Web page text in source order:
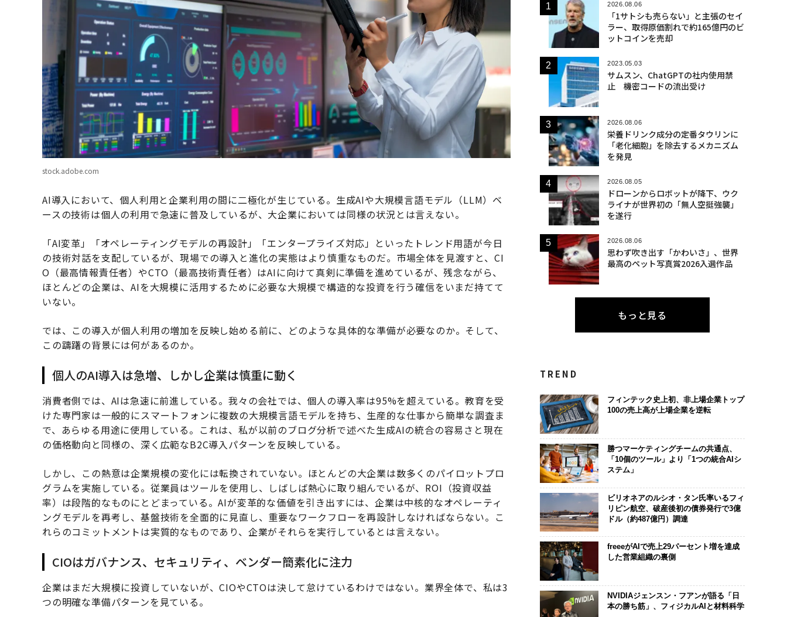
stock.adobe.com
AI導入において、個人利用と企業利用の間に二極化が生じている。生成AIや大規模言語モデル（LLM）ベ
ースの技術は個人の利用で急速に普及しているが、大企業においては同様の状況とは言えない。
「AI変革」「オペレーティングモデルの再設計」「エンタープライズ対応」といったトレンド用語が今日
の技術対話を支配しているが、現場での導入と進化の実態はより慎重なものだ。市場全体を見渡すと、CI
O（最高情報責任者）やCTO（最高技術責任者）はAIに向けて真剣に準備を進めているが、残念ながら、
ほとんどの企業は、AIを大規模に活用するために必要な大規模で構造的な投資を行う確信をいまだ持てて
いない。
では、この導入が個人利用の増加を反映し始める前に、どのような具体的な準備が必要なのか。そして、
この躊躇の背景には何があるのか。
個人のAI導入は急増、しかし企業は慎重に動く
消費者側では、AIは急速に前進している。我々の会社では、個人の導入率は95%を超えている。教育を受
けた専門家は一般的にスマートフォンに複数の大規模言語モデルを持ち、生産的な仕事から簡単な調査ま
で、あらゆる用途に使用している。これは、私が以前のブログ分析で述べた生成AIの統合の容易さと現在
の価格動向と同様の、深く広範なB2C導入パターンを反映している。
しかし、この熱意は企業規模の変化には転換されていない。ほとんどの大企業は数多くのパイロットプロ
グラムを実施している。従業員はツールを使用し、しばしば熱心に取り組んでいるが、ROI（投資収益
率）は段階的なものにとどまっている。AIが変革的な価値を引き出すには、企業は中核的なオペレーティ
ングモデルを再考し、基盤技術を全面的に見直し、重要なワークフローを再設計しなければならない。こ
れらのコミットメントは実質的なものであり、企業がそれらを実行しているとは言えない。
CIOはガバナンス、セキュリティ、ベンダー簡素化に注力
企業はまだ大規模に投資していないが、CIOやCTOは決して怠けているわけではない。業界全体で、私は3
つの明確な準備パターンを見ている。
2026.08.06
「1サトシも売らない」と主張のセイ
ラー、取得原価割れで約165億円のビ
ットコインを売却
2023.05.03
サムスン、ChatGPTの社内使用禁
止 機密コードの流出受け
2026.08.06
栄養ドリンク成分の定番タウリンに
「老化細胞」を除去するメカニズム
を発見
2026.08.05
ドローンからロボットが降下、ウク
ライナが世界初の「無人空挺強襲」
を遂行
2026.08.06
思わず吹き出す「かわいさ」、世界
最高のペット写真賞2026入選作品
もっと見る
TREND
フィンテック史上初、非上場企業トップ
100の売上高が上場企業を逆転
勝つマーケティングチームの共通点、
「10個のツール」より「1つの統合AIシ
ステム」
ビリオネアのルシオ・タン氏率いるフィ
リピン航空、破産後初の債券発行で3億
ドル（約487億円）調達
freeeがAIで売上29パーセント増を達成
した営業組織の裏側
NVIDIAジェンスン・フアンが語る「日
本の勝ち筋」、フィジカルAIと材料科学